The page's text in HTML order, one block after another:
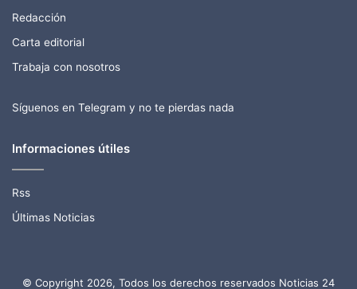
Redacción
Carta editorial
Trabaja con nosotros
Síguenos en Telegram y no te pierdas nada
Informaciones útiles
Rss
Últimas Noticias
© Copyright 2026, Todos los derechos reservados Noticias 24